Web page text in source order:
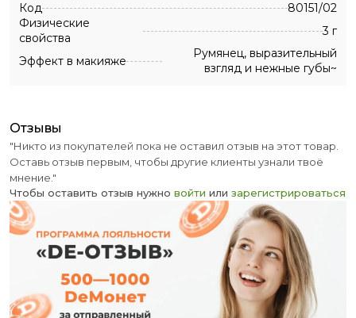
Код
80151/02
Физические
свойства
3 г
Эффект в макияже
Румянец, выразительный
взгляд и нежные губы~
отзывы
"Никто из покупателей пока не оставил отзыв на этот товар.
Оставь отзыв первым, чтобы другие клиенты узнали твоё
мнение."
Чтобы оставить отзыв нужно войти или зарегистрироваться